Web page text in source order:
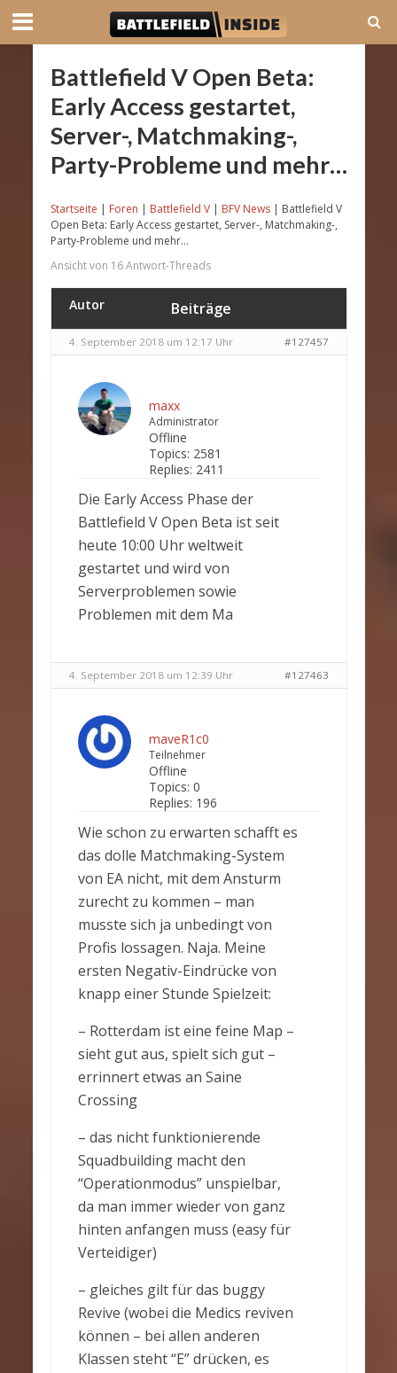
Battlefield V Open Beta:
Early Access gestartet,
Server-, Matchmaking-,
Party-Probleme und mehr…
Startseite | Foren | Battlefield V | BFV News | Battlefield V
Open Beta: Early Access gestartet, Server-, Matchmaking-,
Party-Probleme und mehr…
Ansicht von 16 Antwort-Threads
Autor Beiträge
4. September 2018 um 12:17 Uhr #127457
maxx
Administrator
Offline
Topics: 2581
Replies: 2411
Die Early Access Phase der
Battlefield V Open Beta ist seit
heute 10:00 Uhr weltweit
gestartet und wird von
Serverproblemen sowie
Problemen mit dem Ma
4. September 2018 um 12:39 Uhr #127463
maveR1c0
Teilnehmer
Offline
Topics: 0
Replies: 196
Wie schon zu erwarten schafft es
das dolle Matchmaking-System
von EA nicht, mit dem Ansturm
zurecht zu kommen – man
musste sich ja unbedingt von
Profis lossagen. Naja. Meine
ersten Negativ-Eindrücke von
knapp einer Stunde Spielzeit:
– Rotterdam ist eine feine Map –
sieht gut aus, spielt sich gut –
errinnert etwas an Saine
Crossing
– das nicht funktionierende
Squadbuilding macht den
“Operationmodus” unspielbar,
da man immer wieder von ganz
hinten anfangen muss (easy für
Verteidiger)
– gleiches gilt für das buggy
Revive (wobei die Medics reviven
können – bei allen anderen
Klassen steht “E” drücken, es